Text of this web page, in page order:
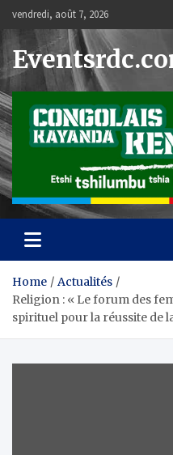
content
vendredi, août 7, 2026
Home
Actualités
Religion : « Le forum des
spirituel pour la réussite de